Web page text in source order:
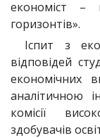
економіст
горизонтів».
Іспит з
відповідей
економічних
аналітичною
комісії
здобувачів